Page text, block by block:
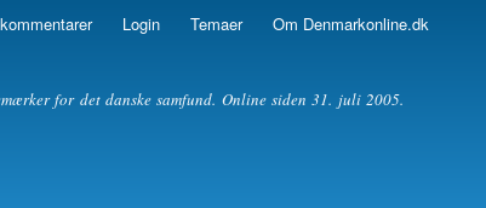
Login Temaer Om Denmarkonline.dk
for det danske samfund. Online siden 31. juli 2005.